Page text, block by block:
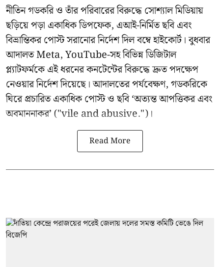
নীতিন গডকরি ও তাঁর পরিবারের বিরুদ্ধে সোশ্যাল মিডিয়ায়
ছড়িয়ে পড়া একাধিক ডিপফেক, এআই-নির্মিত ছবি এবং
বিভ্রান্তিকর পোস্ট সরানোর নির্দেশ দিল বম্বে হাইকোর্ট। বুধবার
আদালত Meta, YouTube-সহ বিভিন্ন ডিজিটাল
প্ল্যাটফর্মকে এই ধরনের কনটেন্টের বিরুদ্ধে দ্রুত পদক্ষেপ
নেওয়ার নির্দেশ দিয়েছে। আদালতের পর্যবেক্ষণ, গডকরিকে
ঘিরে প্রচারিত একাধিক পোস্ট ও ছবি ‘অত্যন্ত আপত্তিকর এবং
অবমাননাকর’ ("vile and abusive.")।
Read More